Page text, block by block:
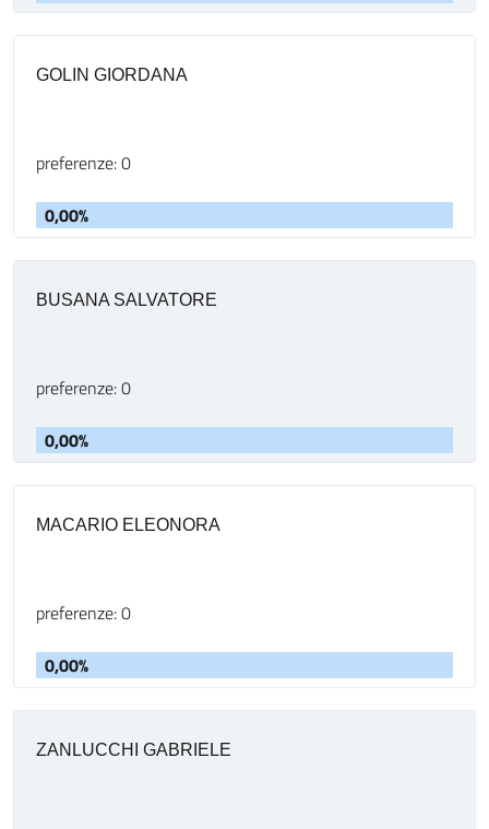
GOLIN GIORDANA
preferenze: 0
0,00%
BUSANA SALVATORE
preferenze: 0
0,00%
MACARIO ELEONORA
preferenze: 0
0,00%
ZANLUCCHI GABRIELE